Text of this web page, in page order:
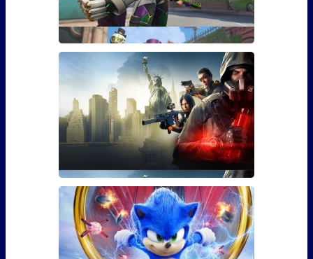
Гайд: Как открыть скин Марди
Гра для Эш из Overwatch
Если вы играли в Overwatch, то наверняка видели
там персона
Гайд: Как использовать бустер
30 уровня для The Division 2
Фанаты The Division 2 наверняка уже в курсе, что 3
марта игра �